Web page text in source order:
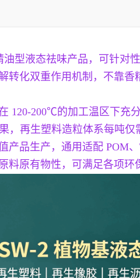
型液态祛味产品，可针对
化双重作用机制，不靠
120-200℃的加工温区下充
，再生塑料造粒体系每吨
品生产，通用适配 POM
原有物性，可满足各项环